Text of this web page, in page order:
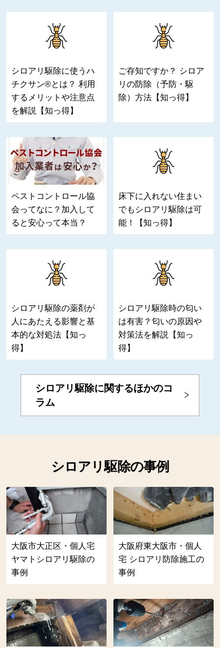
シロアリ駆除に使うハ
チクサン®とは？ 利用
するメリットや注意点
を解説【知っ得】
ご存知ですか？ シロア
リの防除（予防・駆
除）方法【知っ得】
ペストコントロール協
会ってなに？加入して
ると安心って本当？
床下に入れない住まい
でもシロアリ駆除は可
能！【知っ得】
シロアリ駆除の薬剤が
人にあたえる影響と基
本的な対処法【知っ
得】
シロアリ駆除時の匂い
は有害？匂いの原因や
対策法を解説【知っ
得】
シロアリ駆除に関するほかのコ
ラム
シロアリ駆除の事例
大阪市大正区・個人宅
ヤマトシロアリ駆除の
事例
大阪府東大阪市・個人
宅 シロアリ防除施工の
事例